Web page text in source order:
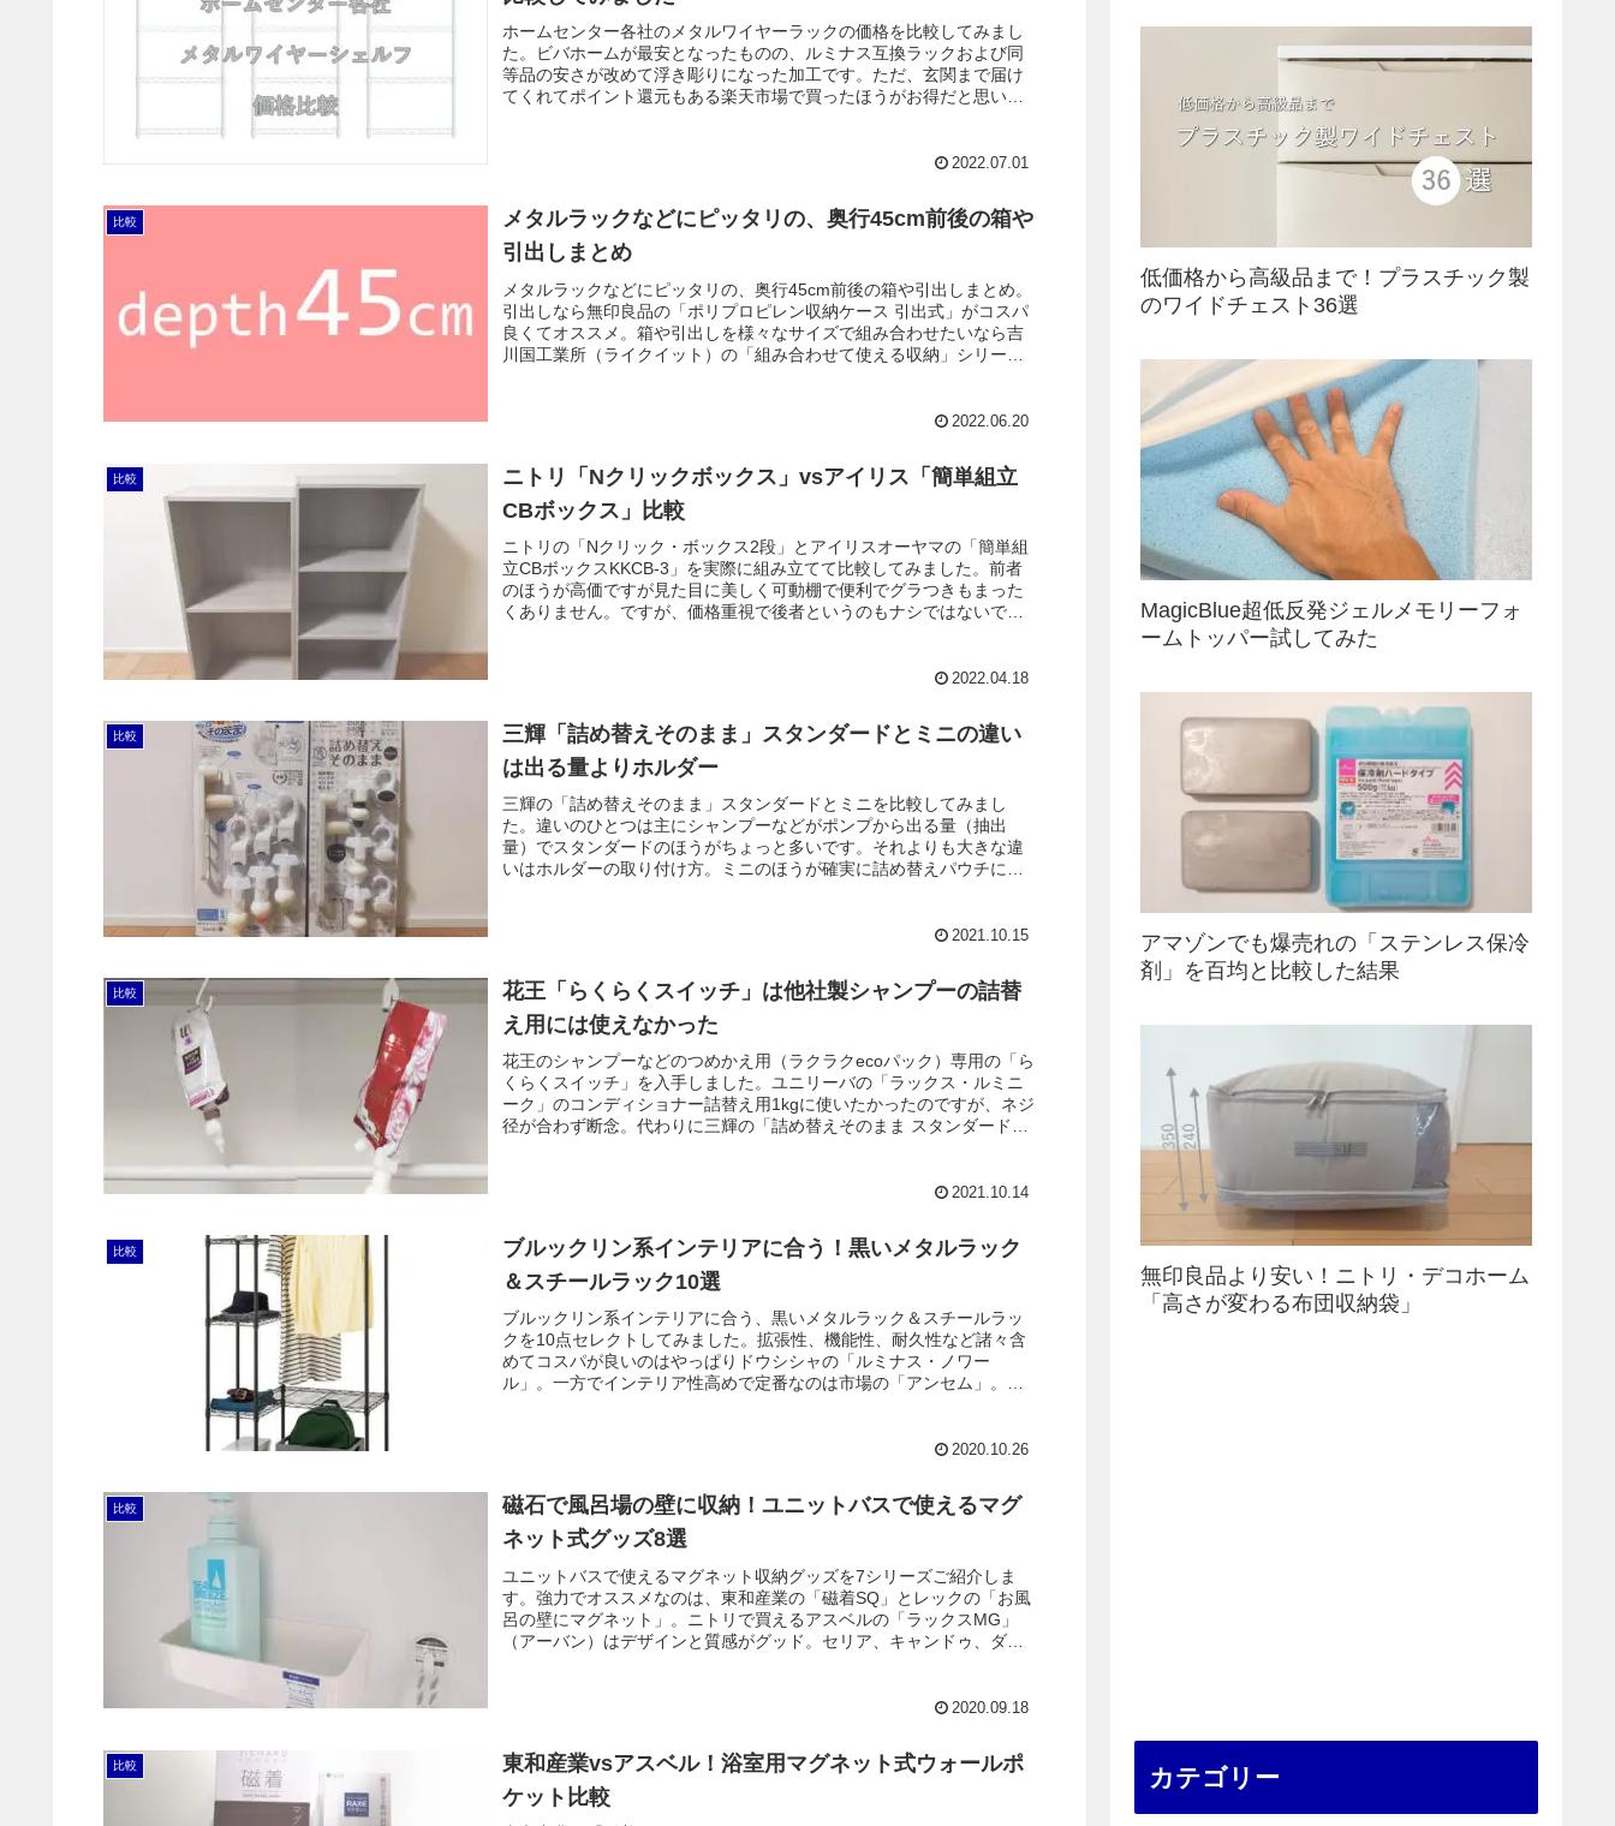
ホームセンター各社のメタルワイヤーラックの価格を比較してみまし
た。ビバホームが最安となったものの、ルミナス互換ラックおよび同
等品の安さが改めて浮き彫りになった加工です。ただ、玄関まで届け
てくれてポイント還元もある楽天市場で買ったほうがお得だと思いま
2022.07.01
比較
メタルラックなどにピッタリの、奥行45cm前後の箱や
引出しまとめ
メタルラックなどにピッタリの、奥行45cm前後の箱や引出しまとめ。
引出しなら無印良品の「ポリプロピレン収納ケース 引出式」がコスパ
良くてオススメ。箱や引出しを様々なサイズで組み合わせたいなら吉
川国工業所（ライクイット）の「組み合わせて使える収納」シリーズ
2022.06.20
比較
ニトリ「Nクリックボックス」vsアイリス「簡単組立
CBボックス」比較
ニトリの「Nクリック・ボックス2段」とアイリスオーヤマの「簡単組
立CBボックスKKCB-3」を実際に組み立てて比較してみました。前者
のほうが高価ですが見た目に美しく可動棚で便利でグラつきもまった
くありません。ですが、価格重視で後者というのもナシではないでし
2022.04.18
比較
三輝「詰め替えそのまま」スタンダードとミニの違い
は出る量よりホルダー
三輝の「詰め替えそのまま」スタンダードとミニを比較してみまし
た。違いのひとつは主にシャンプーなどがポンプから出る量（抽出
量）でスタンダードのほうがちょっと多いです。それよりも大きな違
いはホルダーの取り付け方。ミニのほうが確実に詰め替えパウチに突
2021.10.15
比較
花王「らくらくスイッチ」は他社製シャンプーの詰替
え用には使えなかった
花王のシャンプーなどのつめかえ用（ラクラクecoパック）専用の「ら
くらくスイッチ」を入手しました。ユニリーバの「ラックス・ルミニ
ーク」のコンディショナー詰替え用1kgに使いたかったのですが、ネジ
径が合わず断念。代わりに三輝の「詰め替えそのまま スタンダード7
2021.10.14
比較
ブルックリン系インテリアに合う！黒いメタルラック
＆スチールラック10選
ブルックリン系インテリアに合う、黒いメタルラック＆スチールラッ
クを10点セレクトしてみました。拡張性、機能性、耐久性など諸々含
めてコスパが良いのはやっぱりドウシシャの「ルミナス・ノワー
ル」。一方でインテリア性高めで定番なのは市場の「アンセム」。あ
2020.10.26
比較
磁石で風呂場の壁に収納！ユニットバスで使えるマグ
ネット式グッズ8選
ユニットバスで使えるマグネット収納グッズを7シリーズご紹介しま
す。強力でオススメなのは、東和産業の「磁着SQ」とレックの「お風
呂の壁にマグネット」。ニトリで買えるアスベルの「ラックスMG」
（アーバン）はデザインと質感がグッド。セリア、キャンドゥ、ダイ
2020.09.18
比較
東和産業vsアスベル！浴室用マグネット式ウォールポ
ケット比較
低価格から高級品まで！プラスチック製
のワイドチェスト36選
MagicBlue超低反発ジェルメモリーフォ
ームトッパー試してみた
アマゾンでも爆売れの「ステンレス保冷
剤」を百均と比較した結果
無印良品より安い！ニトリ・デコホーム
「高さが変わる布団収納袋」
カテゴリー